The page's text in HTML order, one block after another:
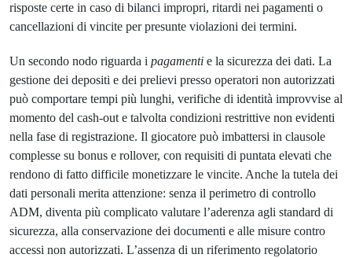
risposte certe in caso di bilanci impropri, ritardi nei pagamenti o
cancellazioni di vincite per presunte violazioni dei termini.
Un secondo nodo riguarda i pagamenti e la sicurezza dei dati. La
gestione dei depositi e dei prelievi presso operatori non autorizzati
può comportare tempi più lunghi, verifiche di identità improvvise al
momento del cash-out e talvolta condizioni restrittive non evidenti
nella fase di registrazione. Il giocatore può imbattersi in clausole
complesse su bonus e rollover, con requisiti di puntata elevati che
rendono di fatto difficile monetizzare le vincite. Anche la tutela dei
dati personali merita attenzione: senza il perimetro di controllo
ADM, diventa più complicato valutare l’aderenza agli standard di
sicurezza, alla conservazione dei documenti e alle misure contro
accessi non autorizzati. L’assenza di un riferimento regolatorio